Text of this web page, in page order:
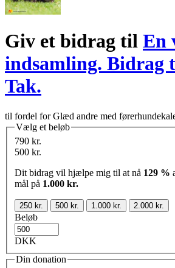
Giv et bidrag til En
indsamling. Bidrag
Tak.
til fordel for Glæd andre med
Vælg et beløb
790 kr.
500 kr.
Dit bidrag vil hjælpe mig til at nå 129 %
mål på 1.000 kr.
250 kr. 500 kr. 1.000 kr. 2.000 kr.
Beløb
DKK
Din donation